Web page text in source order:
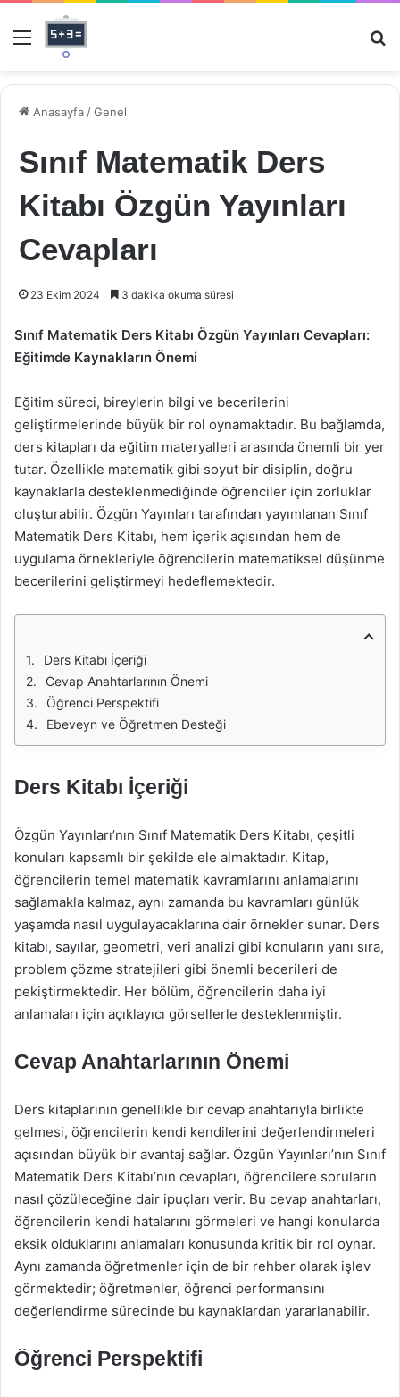
Menü
Anasayfa /Genel
Sınıf Matematik Ders
Kitabı Özgün Yayınları
Cevapları
23 Ekim 2024 3 dakika okuma süresi
Sınıf Matematik Ders Kitabı Özgün Yayınları Cevapları:
Eğitimde Kaynakların Önemi
Eğitim süreci, bireylerin bilgi ve becerilerini
geliştirmelerinde büyük bir rol oynamaktadır. Bu bağlamda,
ders kitapları da eğitim materyalleri arasında önemli bir yer
tutar. Özellikle matematik gibi soyut bir disiplin, doğru
kaynaklarla desteklenmediğinde öğrenciler için zorluklar
oluşturabilir. Özgün Yayınları tarafından yayımlanan Sınıf
Matematik Ders Kitabı, hem içerik açısından hem de
uygulama örnekleriyle öğrencilerin matematiksel düşünme
becerilerini geliştirmeyi hedeflemektedir.
Ders Kitabı İçeriği
Cevap Anahtarlarının Önemi
Öğrenci Perspektifi
Ebeveyn ve Öğretmen Desteği
Ders Kitabı İçeriği
Özgün Yayınları’nın Sınıf Matematik Ders Kitabı, çeşitli
konuları kapsamlı bir şekilde ele almaktadır. Kitap,
öğrencilerin temel matematik kavramlarını anlamalarını
sağlamakla kalmaz, aynı zamanda bu kavramları günlük
yaşamda nasıl uygulayacaklarına dair örnekler sunar. Ders
kitabı, sayılar, geometri, veri analizi gibi konuların yanı sıra,
problem çözme stratejileri gibi önemli becerileri de
pekiştirmektedir. Her bölüm, öğrencilerin daha iyi
anlamaları için açıklayıcı görsellerle desteklenmiştir.
Cevap Anahtarlarının Önemi
Ders kitaplarının genellikle bir cevap anahtarıyla birlikte
gelmesi, öğrencilerin kendi kendilerini değerlendirmeleri
açısından büyük bir avantaj sağlar. Özgün Yayınları’nın Sınıf
Matematik Ders Kitabı’nın cevapları, öğrencilere soruların
nasıl çözüleceğine dair ipuçları verir. Bu cevap anahtarları,
öğrencilerin kendi hatalarını görmeleri ve hangi konularda
eksik olduklarını anlamaları konusunda kritik bir rol oynar.
Aynı zamanda öğretmenler için de bir rehber olarak işlev
görmektedir; öğretmenler, öğrenci performansını
değerlendirme sürecinde bu kaynaklardan yararlanabilir.
Öğrenci Perspektifi